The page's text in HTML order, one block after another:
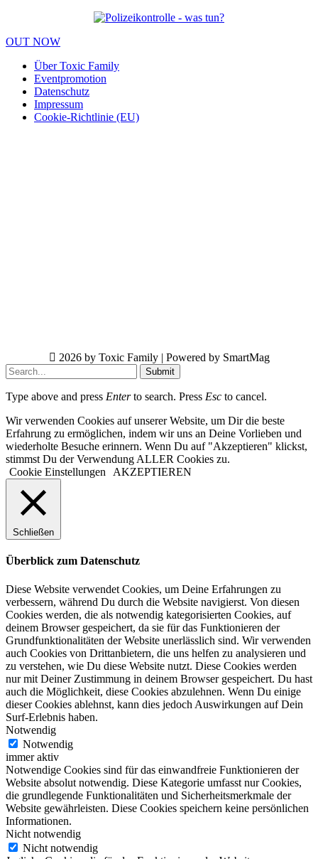
OUT NOW
Über Toxic Family
Eventpromotion
Datenschutz
Impressum
Cookie-Richtlinie (EU)
2026 by Toxic Family | Powered by SmartMag
Submit
Type above and press Enterto search. Press Esc to cancel.
Wir verwenden Cookies auf unserer Website, um Dir die beste
Erfahrung zu ermöglichen, indem wir uns an Deine Vorlieben und
wiederholte Besuche erinnern. Wenn Du auf "Akzeptieren" klickst,
stimmst Du der Verwendung ALLER Cookies zu.
Cookie Einstellungen
AKZEPTIEREN
Schließen
Überblick zum Datenschutz
Diese Website verwendet Cookies, um Deine Erfahrungen zu
verbessern, während Du durch die Website navigierst. Von diesen
Cookies werden, die als notwendig kategorisierten Cookies, auf
deinem Browser gespeichert, da sie für das Funktionieren der
Grundfunktionalitäten der Website unerlässlich sind. Wir verwenden
auch Cookies von Drittanbietern, die uns helfen zu analysieren und
zu verstehen, wie Du diese Website nutzt. Diese Cookies werden
nur mit Deiner Zustimmung in deinem Browser gespeichert. Du hast
auch die Möglichkeit, diese Cookies abzulehnen. Wenn Du einige
dieser Cookies ablehnst, kann dies jedoch Auswirkungen auf Dein
Surf-Erlebnis haben.
Notwendig
Notwendig
immer aktiv
Notwendige Cookies sind für das einwandfreie Funktionieren der
Website absolut notwendig. Diese Kategorie umfasst nur Cookies,
die grundlegende Funktionalitäten und Sicherheitsmerkmale der
Website gewährleisten. Diese Cookies speichern keine persönlichen
Informationen.
Nicht notwendig
Nicht notwendig